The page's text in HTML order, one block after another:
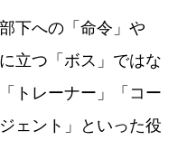
下への「命令」や
立つ「ボス」ではな
トレーナー」「コー
ェント」といった役